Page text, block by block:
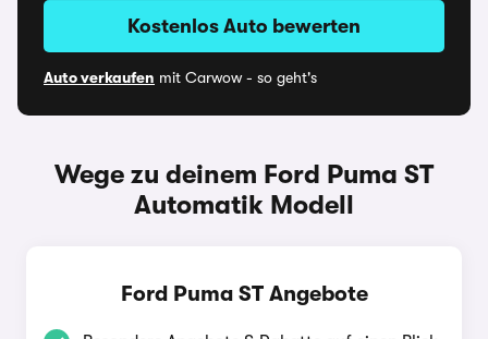
Kostenlos Auto bewerten
Auto verkaufen mit Carwow - so geht's
Wege zu deinem Ford Puma ST
Automatik Modell
Ford Puma ST Angebote